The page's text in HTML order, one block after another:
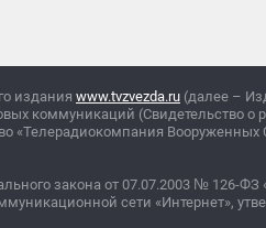
издания www.tvzvezda.ru (далее –
коммуникаций (Свидетельство о
«Телерадиокомпания
закона от 07.07.2003 № 126-ФЗ
сети «Интернет»,